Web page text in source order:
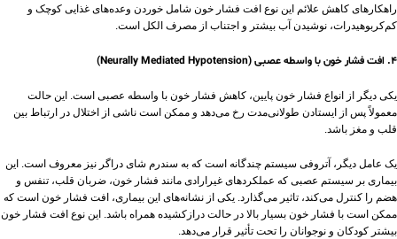
راهکارهای کاهش علائم این نوع افت فشار خون شامل خوردن وعده‌های غذایی کوچک و
کم‌کربوهیدرات، نوشیدن آب بیشتر و اجتناب از مصرف الکل است.
۴. افت فشار خون با واسطه عصبی (Neurally Mediated Hypotension)
یکی دیگر از انواع فشار خون پایین، کاهش فشار خون با واسطه عصبی است. این حالت
معمولاً پس از ایستادن طولانی‌مدت رخ می‌دهد و ممکن است ناشی از اختلال در ارتباط بین
قلب و مغز باشد.
یک عامل دیگر، آتروفی سیستم چندگانه است که به سندرم شای دراگر نیز معروف است. این
بیماری بر سیستم عصبی که عملکردهای غیرارادی مانند فشار خون، ضربان قلب، تنفس و
هضم را کنترل می‌کند، تاثیر می‌گذارد. یکی از نشانه‌های این بیماری، افت فشار خون است که
ممکن است با فشار خون بسیار بالا در حالت درازکشیده همراه باشد. این نوع افت فشار خون
بیشتر کودکان و نوجوانان را تحت تأثیر قرار می‌دهد.